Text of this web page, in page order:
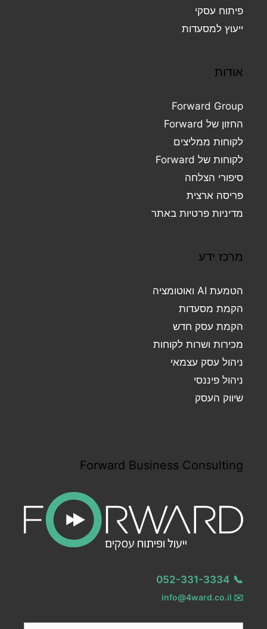
פיתוח עסקי
ייעוץ למסעדות
אודות
Forward Group
החזון של Forward
לקוחות ממליצים
לקוחות של Forward
סיפורי הצלחה
פריסה ארצית
מדיניות פרטיות באתר
מרכז ידע
הטמעת AI ואוטומציה
הקמת מסעדות
הקמת עסק חדש
מכירות ושרות לקוחות
ניהול עסק עצמאי
ניהול פיננסי
שיווק העסק
Forward Business Consulting
📞
052-331-3334
✉️
info@4ward.co.il